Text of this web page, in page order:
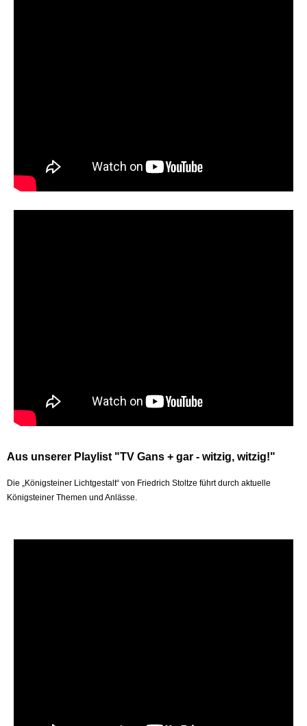
Aus unserer Playlist "TV Gans + gar - witzig, witzig!"
Die „Königsteiner Lichtgestalt“ von Friedrich Stoltze führt durch aktuelle
Königsteiner Themen und Anlässe.